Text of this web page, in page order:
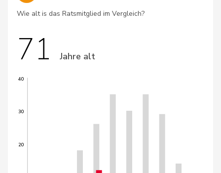
Wie alt is das Ratsmitglied im Vergleich?
71 Jahre alt
20
30
40